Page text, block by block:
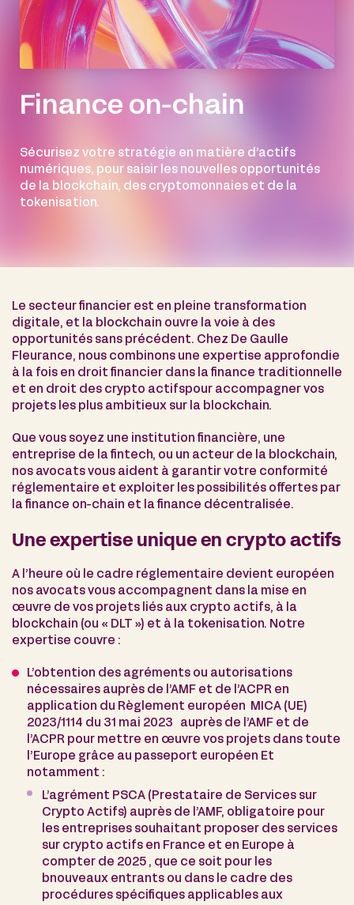
Finance on-chain
Sécurisez votre stratégie en matière d’actifs
numériques, pour saisir les nouvelles opportunités
de la blockchain, des cryptomonnaies et de la
tokenisation.
Le secteur financier est en pleine transformation
digitale, et la blockchain ouvre la voie à des
opportunités sans précédent. Chez De Gaulle
Fleurance, nous combinons une expertise approfondie
à la fois en droit financier dans la finance traditionnelle
et en droit des crypto actifspour accompagner vos
projets les plus ambitieux sur la blockchain.
Que vous soyez une institution financière, une
entreprise de la fintech, ou un acteur de la blockchain,
nos avocats vous aident à garantir votre conformité
réglementaire et exploiter les possibilités offertes par
la finance on-chain et la finance décentralisée.
Une expertise unique en crypto actifs
A l’heure où le cadre réglementaire devient européen
nos avocats vous accompagnent dans la mise en
œuvre de vos projets liés aux crypto actifs, à la
blockchain (ou « DLT ») et à la tokenisation. Notre
expertise couvre :
L’obtention des agréments ou autorisations
nécessaires auprès de l’AMF et de l’ACPR en
application du Règlement européen MICA (UE)
2023/1114 du 31 mai 2023 auprès de l’AMF et de
l’ACPR pour mettre en œuvre vos projets dans toute
l’Europe grâce au passeport européen Et
notamment :
L’agrément PSCA (Prestataire de Services sur
Crypto Actifs) auprès de l’AMF, obligatoire pour
les entreprises souhaitant proposer des services
sur crypto actifs en France et en Europe à
compter de 2025 , que ce soit pour les
bnouveaux entrants ou dans le cadre des
procédures spécifiques applicables aux